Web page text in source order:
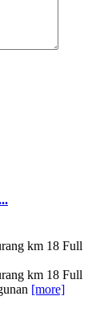
km 18 Full
km 18 Full
[more]